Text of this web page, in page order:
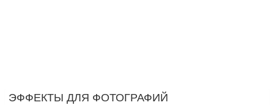
ЭФФЕКТЫ ДЛЯ ФОТОГРАФИЙ